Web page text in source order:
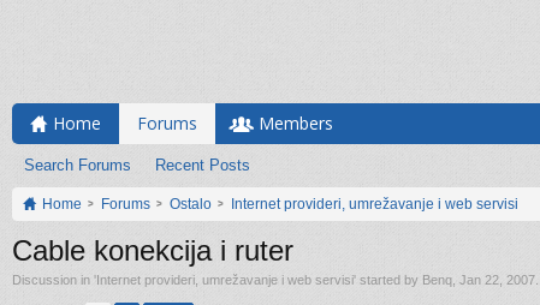
Home Forums
Search Forums Recent Posts
Members
Home Forums Ostalo Internet provideri, umrežavanje i web servisi
Cable konekcija i ruter
Discussion in 'Internet provideri, umrežavanje i web servisi' started by Benq Jan 22, 2007